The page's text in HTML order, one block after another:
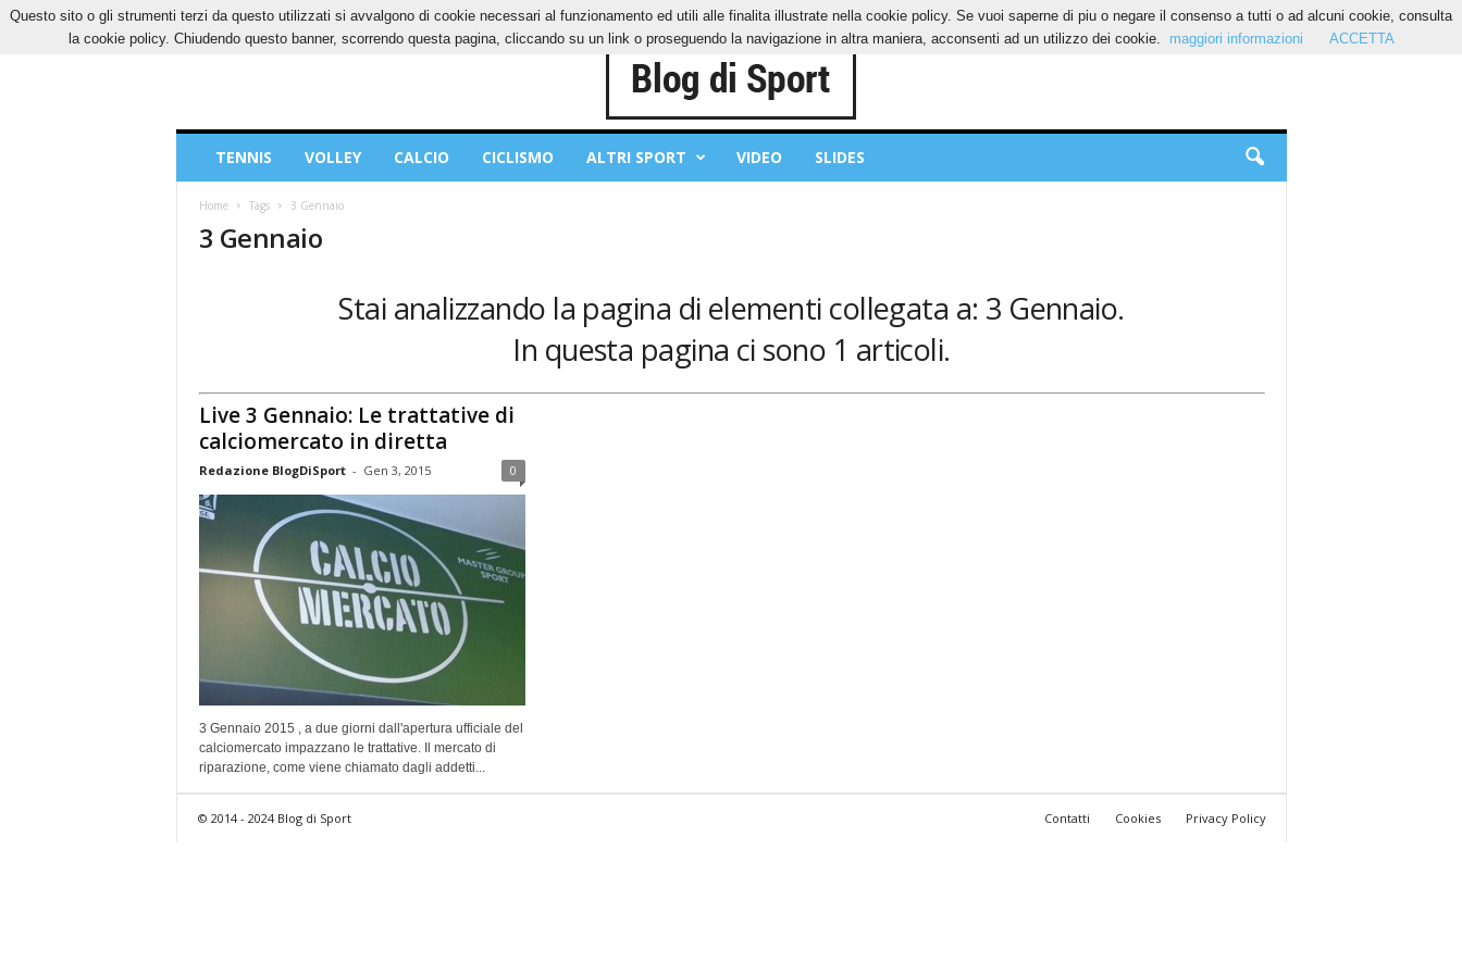
VENERDÌ, 7 AGOSTO 2026 CONTATTI COOKIES PRIVACY POLICY
Sport
TENNIS VOLLEY CALCIO CICLISMO ALTRI SPORT VIDEO SLIDES
Home Tags 3 Gennaio
3 Gennaio
Stai analizzando la pagina di elementi collegata a: 3 Gennaio.
In questa pagina ci sono 1 articoli.
Live 3 Gennaio: Le trattative di
calciomercato in diretta
Redazione BlogDiSport - Gen 3, 2015 0
3 Gennaio 2015 , a due giorni dall'apertura ufficiale del
calciomercato impazzano le trattative. Il mercato di
riparazione, come viene chiamato dagli addetti...
Contatti Cookies Privacy Policy
© 2014 - 2024 Blog di Sport
Questo sito o gli strumenti terzi da questo utilizzati si avvalgono di cookie necessari al funzionamento ed utili alle finalita illustrate nella cookie policy. Se vuoi saperne di piu o negare il consenso a tutti o ad alcuni cookie, consulta
la cookie policy. Chiudendo questo banner, scorrendo questa pagina, cliccando su un link o proseguendo la navigazione in altra maniera, acconsenti ad un utilizzo dei cookie.
maggiori informazioni ACCETTA